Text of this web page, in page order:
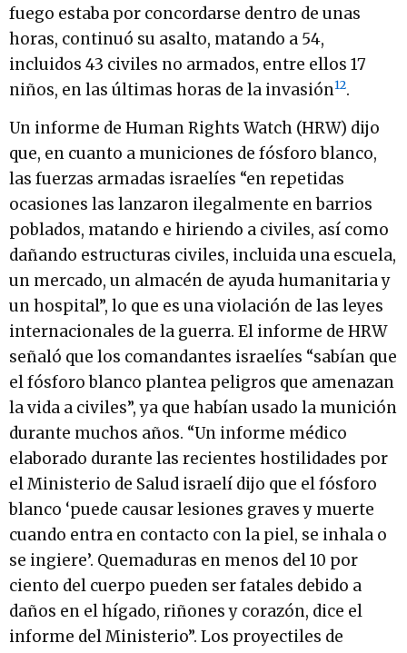
fuego estaba por concordarse dentro de unas
horas, continuó su asalto, matando a 54,
incluidos 43 civiles no armados, entre ellos 17
niños, en las últimas horas de la invasión12.
Un informe de Human Rights Watch (HRW) dijo
que, en cuanto a municiones de fósforo blanco,
las fuerzas armadas israelíes “en repetidas
ocasiones las lanzaron ilegalmente en barrios
poblados, matando e hiriendo a civiles, así como
dañando estructuras civiles, incluida una escuela,
un mercado, un almacén de ayuda humanitaria y
un hospital”, lo que es una violación de las leyes
internacionales de la guerra. El informe de HRW
señaló que los comandantes israelíes “sabían que
el fósforo blanco plantea peligros que amenazan
la vida a civiles”, ya que habían usado la munición
durante muchos años. “Un informe médico
elaborado durante las recientes hostilidades por
el Ministerio de Salud israelí dijo que el fósforo
blanco ‘puede causar lesiones graves y muerte
cuando entra en contacto con la piel, se inhala o
se ingiere’. Quemaduras en menos del 10 por
ciento del cuerpo pueden ser fatales debido a
daños en el hígado, riñones y corazón, dice el
informe del Ministerio”. Los proyectiles de